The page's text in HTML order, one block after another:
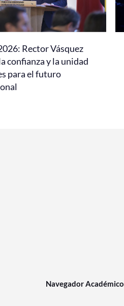
Rector Vásquez
confianza y la unidad
para el futuro
Navegador Académico